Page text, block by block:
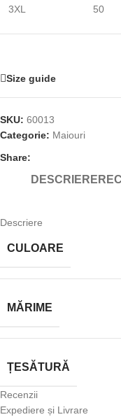
3XL 50
Size guide
SKU: 60013
Categorie: Maiouri
Share:
DESCRIERE
Descriere
CULOARE
MĂRIME
ȚESĂTURĂ
Recenzii
Expediere și Livrare